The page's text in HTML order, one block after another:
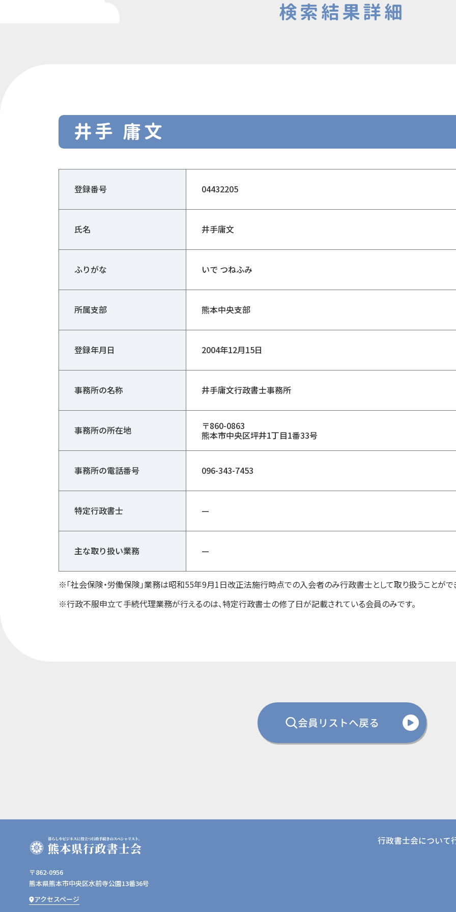
検索結果詳細
井手 庸文
登録番号 04432205
氏名 井手庸文
ふりがな いで つねふみ
所属支部 熊本中央支部
登録年月日 2004年12月15日
事務所の名称 井手庸文行政書士事務所
事務所の所在地 〒860-0863
熊本市中央区坪井1丁目1番33号
事務所の電話番号 096-343-7453
特定行政書士 —
主な取り扱い業務 —
※「社会保険・労働保険」業務は昭和55年9月1日改正法施行時点での入会者のみ行政書士として取り扱うことがで
※行政不服申立て手続代理業務が行えるのは、特定行政書士の修了日が記載されている会員のみです。
会員リストへ戻る
〒862-0956
熊本県熊本市中央区水前寺公園13番36号
アクセスページ
行政書士会について